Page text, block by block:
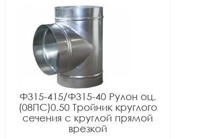
Ф315-415/Ф315-40 Рулон оц.
(08ПС)0.50 Тройник круглого
сечения с круглой прямой
врезкой